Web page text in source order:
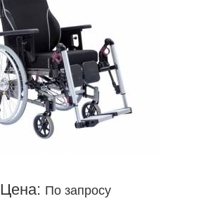
Цена: По запросу